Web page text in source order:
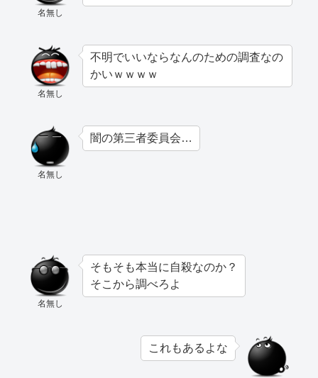
名無し
名無し
不明でいいならなんのための調査なの
かいｗｗｗｗ
名無し
闇の第三者委員会…
名無し
そもそも本当に自殺なのか？
そこから調べろよ
これもあるよな